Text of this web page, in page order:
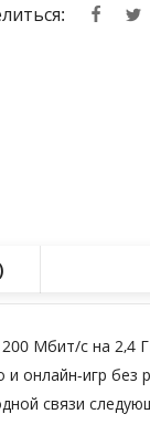
Мбит/с на 2,4
онлайн-игр без
связи